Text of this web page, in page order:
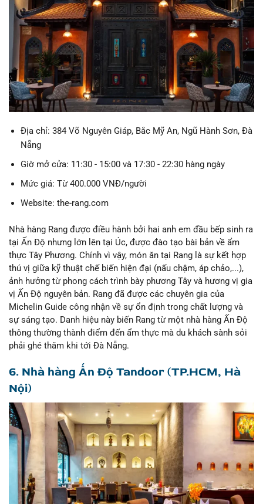
Địa chỉ: 384 Võ Nguyên Giáp, Bắc Mỹ An, Ngũ Hành Sơn, Đà
Nẵng
Giờ mở cửa: 11:30 - 15:00 và 17:30 - 22:30 hàng ngày
Mức giá: Từ 400.000 VNĐ/người
Website: the-rang.com
Nhà hàng Rang được điều hành bởi hai anh em đầu bếp sinh ra
tại Ấn Độ nhưng lớn lên tại Úc, được đào tạo bài bản về ẩm
thực Tây Phương. Chính vì vậy, món ăn tại Rang là sự kết hợp
thú vị giữa kỹ thuật chế biến hiện đại (nấu chậm, áp chảo,...),
ảnh hưởng từ phong cách trình bày phương Tây và hương vị gia
vị Ấn Độ nguyên bản. Rang đã được các chuyên gia của
Michelin Guide công nhận về sự ổn định trong chất lượng và
sự sáng tạo. Danh hiệu này biến Rang từ một nhà hàng Ấn Độ
thông thường thành điểm đến ẩm thực mà du khách sành sỏi
phải ghé thăm khi tới Đà Nẵng.
6. Nhà hàng Ấn Độ Tandoor (TP.HCM, Hà
Nội)